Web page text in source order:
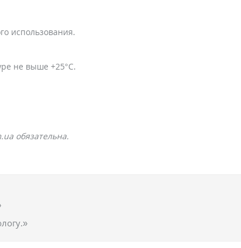
использования.
не выше +25°C.
обязательна.